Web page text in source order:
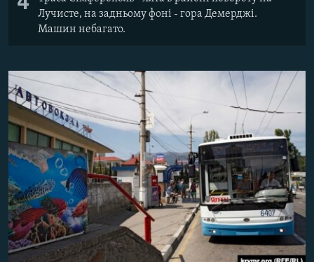
Лучисте, на задньому фоні - гора Демерджі.
Машин небагато.